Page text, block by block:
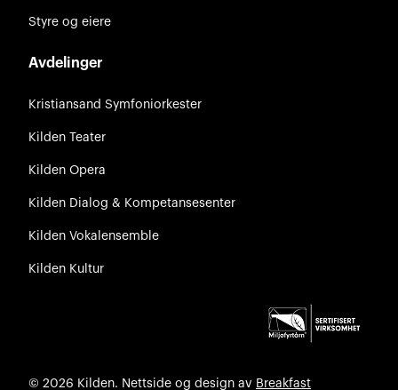
Styre og eiere
Avdelinger
Kristiansand Symfoniorkester
Kilden Teater
Kilden Opera
Kilden Dialog & Kompetansesenter
Kilden Vokalensemble
Kilden Kultur
© 2026 Kilden. Nettside og design av Breakfast